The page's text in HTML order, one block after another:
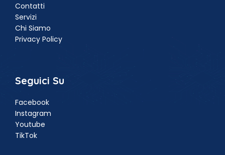
Contatti
Servizi
Chi Siamo
Privacy Policy
Seguici Su
Facebook
Instagram
Youtube
TikTok